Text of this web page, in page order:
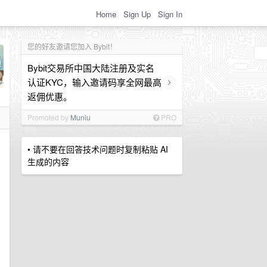
Home Sign Up Sign In
您的好友邀请您加入 Bybit！
Bybit交易所中国大陆注册及实名
认证KYC，输入邀请码享全网最高
返佣优惠。
›
Promoted by Muniu PRO
• 请不要在回答技术问题时复制粘贴 AI
生成的内容